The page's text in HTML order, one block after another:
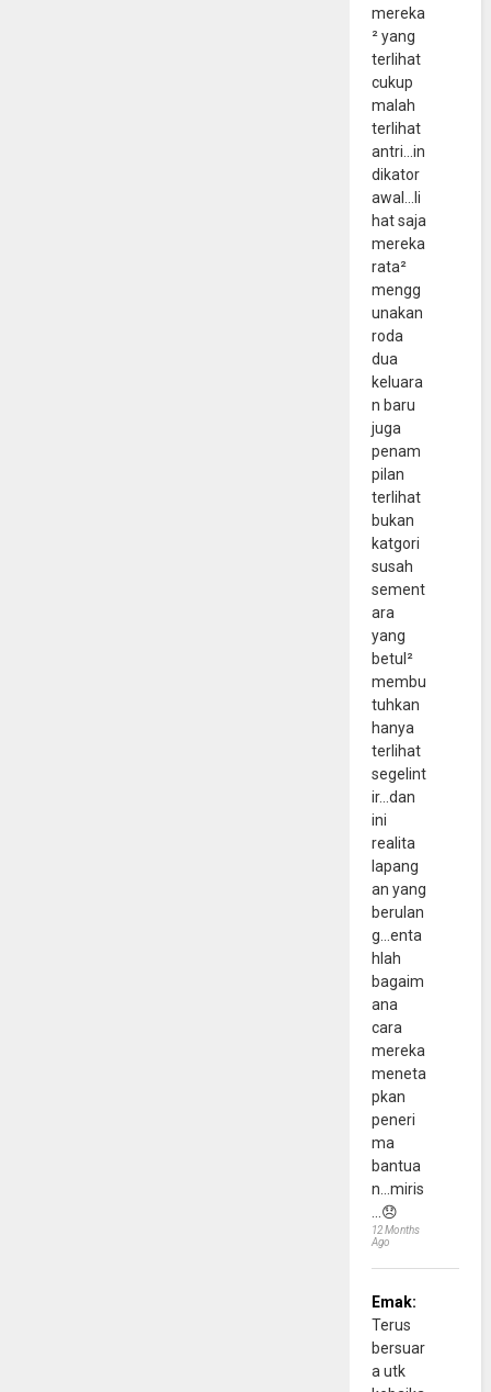
mereka
² yang
terlihat
cukup
malah
terlihat
antri...in
dikator
awal...li
hat saja
mereka
rata²
mengg
unakan
roda
dua
keluara
n baru
juga
penam
pilan
terlihat
bukan
katgori
susah
sement
ara
yang
betul²
membu
tuhkan
hanya
terlihat
segelint
ir...dan
ini
realita
lapang
an yang
berulan
g...enta
hlah
bagaim
ana
cara
mereka
meneta
pkan
peneri
ma
bantua
n...miris
...😞
12 Months
Ago
Emak:
Terus
bersuar
a utk